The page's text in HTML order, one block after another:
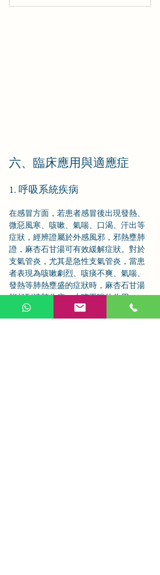
六、臨床應用與適應症
1. 呼吸系統疾病
在感冒方面，若患者感冒後出現發熱、
微惡風寒、咳嗽、氣喘、口渴、汗出等
症狀，經辨證屬於外感風邪，邪熱壅肺
證，麻杏石甘湯可有效緩解症狀。對於
支氣管炎，尤其是急性支氣管炎，當患
者表現為咳嗽劇烈、咳痰不爽、氣喘、
發熱等肺熱壅盛的症狀時，麻杏石甘湯
能起到清肺化痰、止咳平喘的作用。